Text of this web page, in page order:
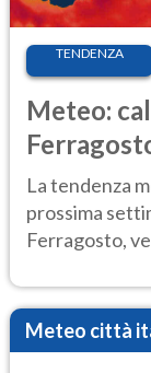
TENDENZA
Meteo:
Ecco dove
La tendenza
prossima
Ferragosto,
Meteo città